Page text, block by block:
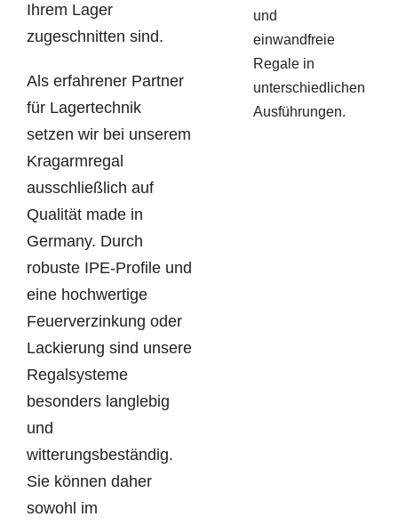
Ihrem Lager
zugeschnitten sind.
Als erfahrener Partner
für Lagertechnik
setzen wir bei unserem
Kragarmregal
ausschließlich auf
Qualität made in
Germany. Durch
robuste IPE-Profile und
eine hochwertige
Feuerverzinkung oder
Lackierung sind unsere
Regalsysteme
besonders langlebig
und
witterungsbeständig.
Sie können daher
sowohl im
und
einwandfreie
Regale in
unterschiedlichen
Ausführungen.